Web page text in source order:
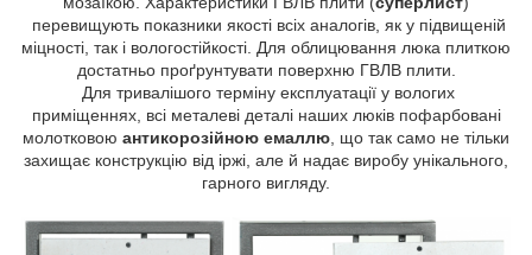
перевищують показники якості всіх аналогів, як у підвищеній
міцності, так і вологостійкості. Для облицювання люка плиткою
достатньо проґрунтувати поверхню ГВЛВ плити.
Для тривалішого терміну експлуатації у вологих
приміщеннях, всі металеві деталі наших люків пофарбовані
молотковою антикорозійною емаллю , що так само не тільки
захищає конструкцію від іржі, але й надає виробу унікального,
гарного вигляду.